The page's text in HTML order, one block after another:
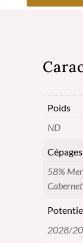
Prestige
Pessac-
Léognan
Poids
ND
Cépages
58%
2028/